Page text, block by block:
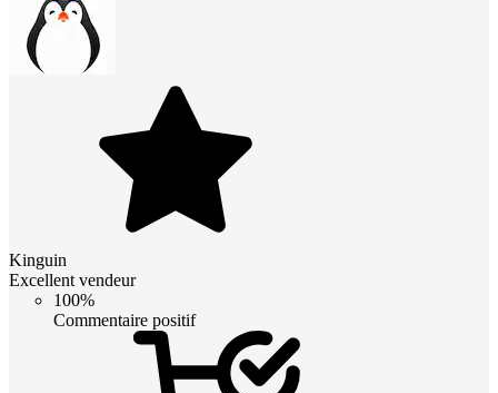
Kinguin
Excellent vendeur
100%
Commentaire positif